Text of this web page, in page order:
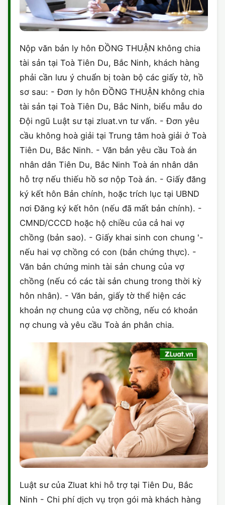
Nộp văn bản ly hôn ĐỒNG THUẬN không chia
tài sản tại Toà Tiên Du, Bắc Ninh, khách hàng
phải cần lưu ý chuẩn bị toàn bộ các giấy tờ, hồ
sơ sau: - Đơn ly hôn ĐỒNG THUẬN không chia
tài sản tại Toà Tiên Du, Bắc Ninh, biểu mẫu do
Đội ngũ Luật sư tại zluat.vn tư vấn. - Đơn yêu
cầu không hoà giải tại Trung tâm hoà giải ở Toà
Tiên Du, Bắc Ninh. - Văn bản yêu cầu Toà án
nhân dân Tiên Du, Bắc Ninh Toà án nhân dân
hỗ trợ nếu thiếu hồ sơ nộp Toà án. - Giấy đăng
ký kết hôn Bản chính, hoặc trích lục tại UBND
nơi Đăng ký kết hôn (nếu đã mất bản chính). -
CMND/CCCD hoặc hộ chiều của cả hai vợ
chồng (bản sao). - Giấy khai sinh con chung '-
nếu hai vợ chồng có con (bản chứng thực). -
Văn bản chứng minh tài sản chung của vợ
chồng (nếu có các tài sản chung trong thời kỳ
hôn nhân). - Văn bản, giấy tờ thể hiện các
khoản nợ chung của vợ chồng, nếu có khoản
nợ chung và yêu cầu Toà án phân chia.
Luật sư của Zluat khi hỗ trợ tại Tiên Du, Bắc
Ninh - Chi phí dịch vụ trọn gói mà khách hàng